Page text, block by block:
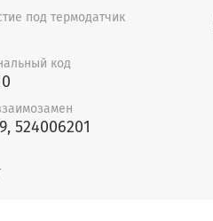
под термодатчик
код
524006201